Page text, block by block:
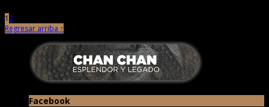
12
Regresar arriba ↑
Facebook